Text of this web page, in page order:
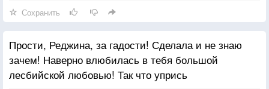
Сохранить
Прости, Реджина, за гадости! Сделала и не знаю
зачем! Наверно влюбилась в тебя большой
лесбийской любовью! Так что упрись